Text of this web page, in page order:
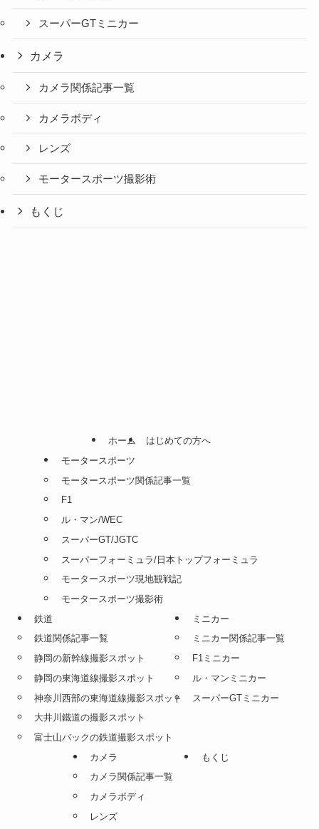
スーパーGTミニカー
カメラ
カメラ関係記事一覧
カメラボディ
レンズ
モータースポーツ撮影術
もくじ
ホーム
はじめての方へ
モータースポーツ
モータースポーツ関係記事一覧
F1
ル・マン/WEC
スーパーGT/JGTC
スーパーフォーミュラ/日本トップフォーミュラ
モータースポーツ現地観戦記
モータースポーツ撮影術
鉄道
鉄道関係記事一覧
静岡の新幹線撮影スポット
静岡の東海道線撮影スポット
神奈川西部の東海道線撮影スポット
大井川鐵道の撮影スポット
富士山バックの鉄道撮影スポット
ミニカー
ミニカー関係記事一覧
F1ミニカー
ル・マンミニカー
スーパーGTミニカー
カメラ
カメラ関係記事一覧
カメラボディ
レンズ
もくじ